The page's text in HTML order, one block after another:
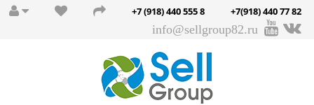
+7 (918) 440 555 8 +7(918) 440 77 82
info@sellgroup82.ru